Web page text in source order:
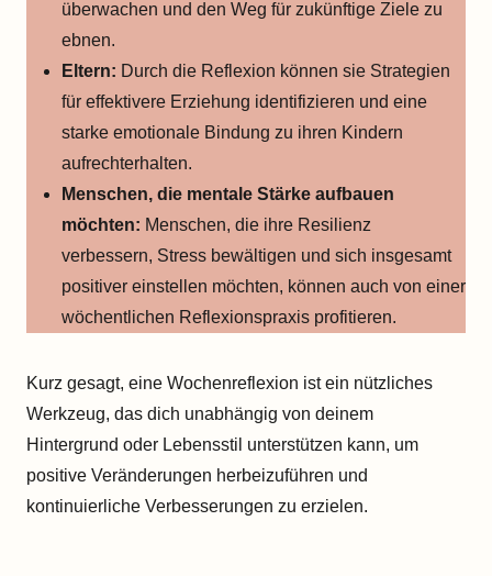
überwachen und den Weg für zukünftige Ziele zu
ebnen.
Eltern: Durch die Reflexion können sie Strategien
für effektivere Erziehung identifizieren und eine
starke emotionale Bindung zu ihren Kindern
aufrechterhalten.
Menschen, die mentale Stärke aufbauen
möchten: Menschen, die ihre Resilienz
verbessern, Stress bewältigen und sich insgesamt
positiver einstellen möchten, können auch von einer
wöchentlichen Reflexionspraxis profitieren.
Kurz gesagt, eine Wochenreflexion ist ein nützliches
Werkzeug, das dich unabhängig von deinem
Hintergrund oder Lebensstil unterstützen kann, um
positive Veränderungen herbeizuführen und
kontinuierliche Verbesserungen zu erzielen.